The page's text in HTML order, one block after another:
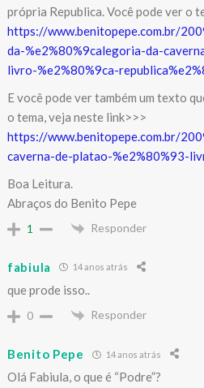
própria Republica. Você pode ver o
https://www.benitopepe.com.br/
da-%e2%80%9calegoria-da-
livro-%e2%80%9ca-
E você pode ver também um texto
o tema, veja neste link>>>
https://www.benitopepe.com.br/
caverna-de-platao-%e2%80%93-
Boa Leitura.
Abraços do Benito Pepe
1 Responder
fabiula 14 anos atrás
que prode isso..
0 Responder
Benito Pepe 14 anos atrás
Olá Fabiula, o que é “Podre”?